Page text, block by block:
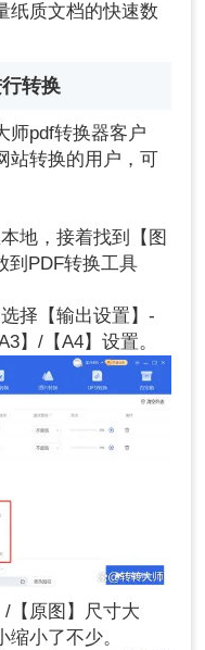
纸质文档的快速数
转换
师pdf转换器客户
站转换的用户，可
地，接着找到【图
到PDF转换工具
择【输出设置】-
】/【A4】设置。
【原图】尺寸大
小了不少。